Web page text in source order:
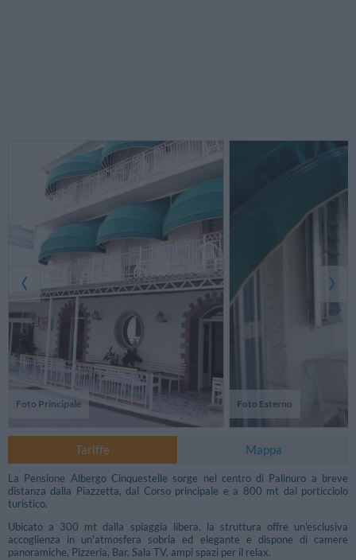
Foto Principale Foto Esterno
Tariffe Mappa
La Pensione Albergo Cinquestelle sorge nel centro di Palinuro a breve
distanza dalla Piazzetta, dal Corso principale e a 800 mt dal porticciolo
turistico.
Ubicato a 300 mt dalla spiaggia libera, la struttura offre un'esclusiva
accoglienza in un'atmosfera sobria ed elegante e dispone di camere
panoramiche, Pizzeria, Bar, Sala TV, ampi spazi per il relax.